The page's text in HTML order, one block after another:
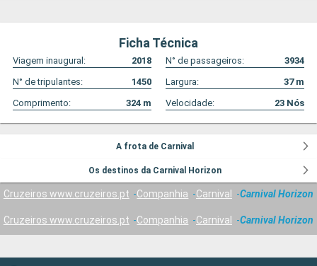
Ficha Técnica
Viagem inaugural: 2018 N° de passageiros:
3934
N° de tripulantes:
1450 Largura: 37m
Comprimento:
324 m Velocidade: 23 Nós
A frota de Carnival
Os destinos da Carnival Horizon
Cruzeiros www.cruzeiros.pt Companhia Carnival Carnival Horizon
Cruzeiros www.cruzeiros.pt Companhia Carnival Carnival Horizon